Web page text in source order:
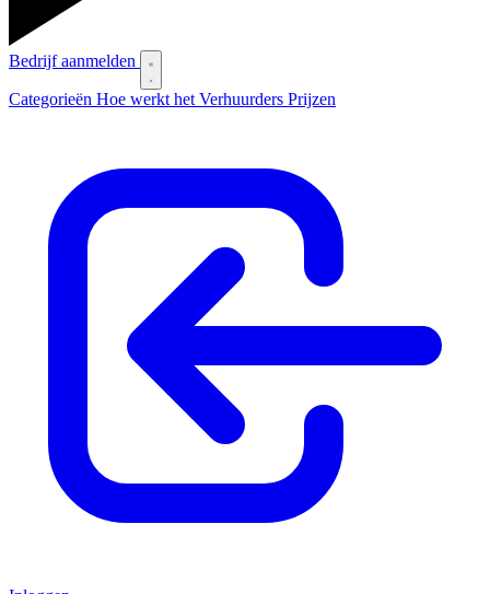
Bedrijf aanmelden
Categorieën Hoe werkt het Verhuurders Prijzen